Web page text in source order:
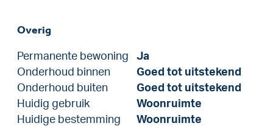
Overig
Permanente bewoning
Ja
Onderhoud binnen
Goed tot uitstekend
Onderhoud buiten
Goed tot uitstekend
Huidig gebruik
Woonruimte
Huidige bestemming
Woonruimte